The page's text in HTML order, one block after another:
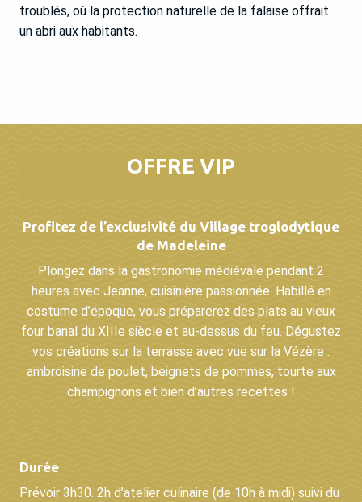
troublés, où la protection naturelle de la falaise offrait
un abri aux habitants.
OFFRE VIP
Profitez de l’exclusivité du Village troglodytique
de Madeleine
Plongez dans la gastronomie médiévale pendant 2
heures avec Jeanne, cuisinière passionnée. Habillé en
costume d’époque, vous préparerez des plats au vieux
four banal du XIIIe siècle et au-dessus du feu. Dégustez
vos créations sur la terrasse avec vue sur la Vézère :
ambroisine de poulet, beignets de pommes, tourte aux
champignons et bien d’autres recettes !
Durée
Prévoir 3h30. 2h d’atelier culinaire (de 10h à midi) suivi du